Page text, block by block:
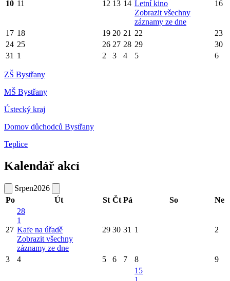
10 11 12 13 14 Letní kino
Zobrazit všechny
záznamy ze dne
16
17 18 19 20 21 22
23
24 25 26 27 28 29
30
31 1 2 3 4 5 6
ZŠ Bystřany
MŠ Bystřany
Ústecký kraj
Domov důchodců Bystřany
Teplice
Kalendář akcí
Srpen2026
Po
Út St Čt Pá So Ne
27
28
1
Kafe na úřadě
Zobrazit všechny
záznamy ze dne
29 30 31 1 2
3 4 5 6 7 8 9
15